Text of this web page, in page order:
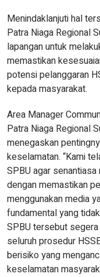
Menindaklanjuti hal
Patra Niaga Regional
lapangan untuk
memastikan
potensi pelanggaran
kepada masyarakat.
Area Manager
Patra Niaga Regional
menegaskan
keselamatan. “Kami
SPBU agar
dengan memastikan
menggunakan media
fundamental yang
SPBU tersebut
seluruh prosedur
berisiko yang
keselamatan